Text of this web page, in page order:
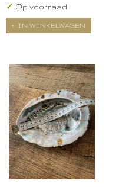
✓ Op voorraad
IN WINKELWAGEN